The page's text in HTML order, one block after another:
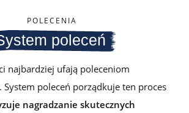
POLECENIA
poleceń
najbardziej ufają poleceniom
System poleceń porządkuje ten proces
nagradzanie skutecznych